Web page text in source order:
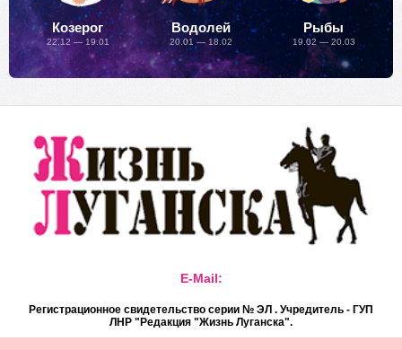
Козерог
22.12 — 19.01
Водолей
20.01 — 18.02
Рыбы
19.02 — 20.03
E-Mail:
Регистрационное свидетельство серии № ЭЛ . Учредитель - ГУП
ЛНР "Редакция "Жизнь Луганска".